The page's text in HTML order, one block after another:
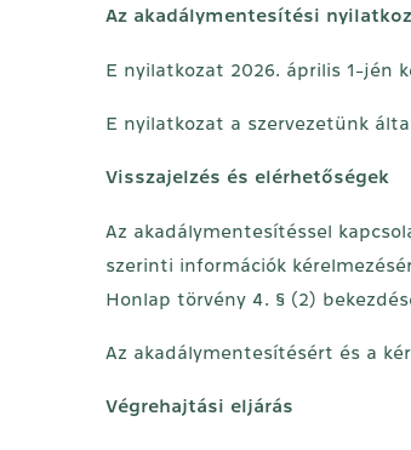
Az akadálymentesítési
E nyilatkozat 2026. április 1-jén
E nyilatkozat a szervezetünk
Visszajelzés és elérhetőségek
Az akadálymentesítéssel
szerinti információk
Honlap törvény 4. § (2)
Az akadálymentesítésért és a
Végrehajtási eljárás